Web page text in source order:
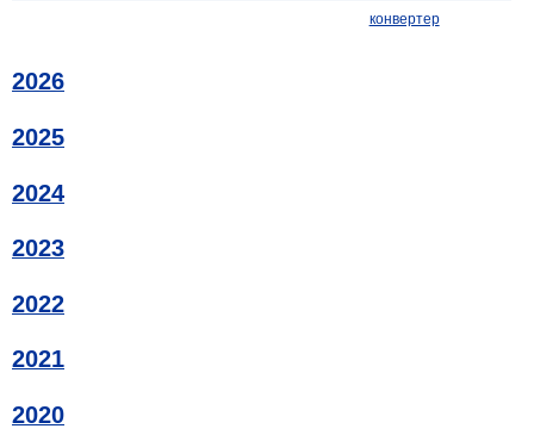
конвертер
2026
2025
2024
2023
2022
2021
2020